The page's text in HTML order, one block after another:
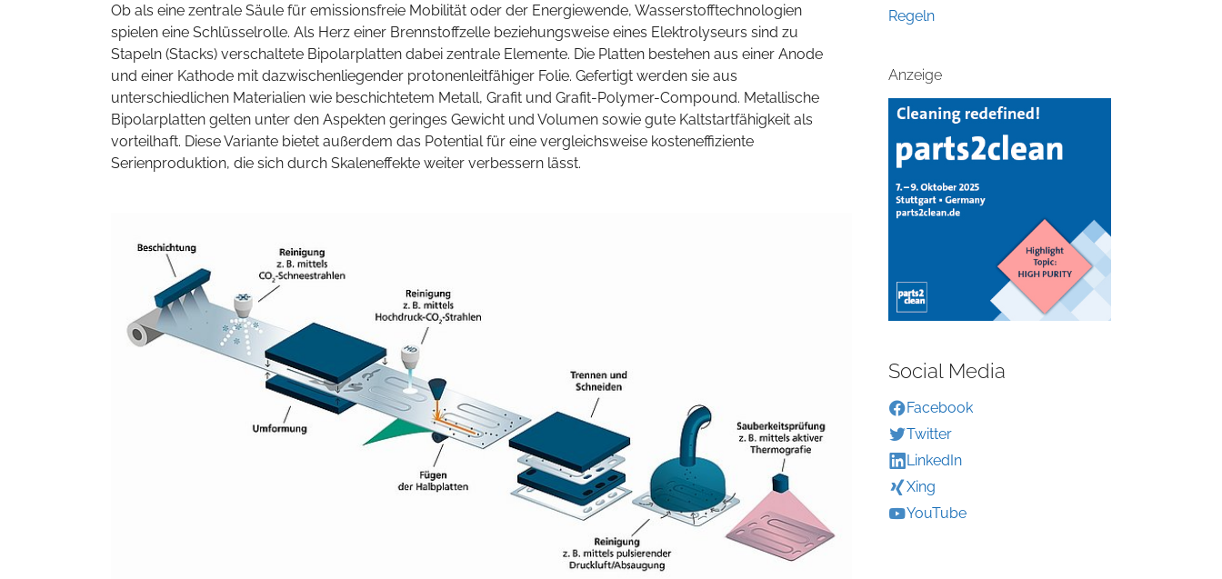
Ob als eine zentrale Säule für emissionsfreie Mobilität oder der Energiewende, Wasserstofftechnologien
spielen eine Schlüsselrolle. Als Herz einer Brennstoffzelle beziehungsweise eines Elektrolyseurs sind zu
Stapeln (Stacks) verschaltete Bipolarplatten dabei zentrale Elemente. Die Platten bestehen aus einer Anode
und einer Kathode mit dazwischenliegender protonenleitfähiger Folie. Gefertigt werden sie aus
unterschiedlichen Materialien wie beschichtetem Metall, Grafit und Grafit-Polymer-Compound. Metallische
Bipolarplatten gelten unter den Aspekten geringes Gewicht und Volumen sowie gute Kaltstartfähigkeit als
vorteilhaft. Diese Variante bietet außerdem das Potential für eine vergleichsweise kosteneffiziente
Serienproduktion, die sich durch Skaleneffekte weiter verbessern lässt.
Regeln
Anzeige
Social Media
Facebook
Twitter
LinkedIn
Xing
YouTube